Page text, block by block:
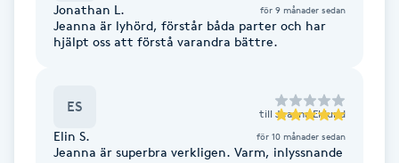
Fibromassage
Fotmassage
Jonathan L. för 9 månader sedan
Jeanna är lyhörd, förstår båda parter och har
hjälpt oss att förstå varandra bättre.
ES till Jeanna Eklund
Elin S. för 10 månader sedan
Jeanna är superbra verkligen. Varm, inlyssnande